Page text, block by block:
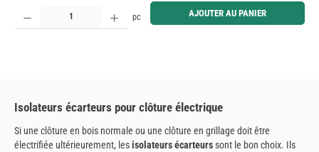
Quantité de produit : Entrez la quantité souhaitée ou utilisez les boutons pour augmenter ou
pc AJOUTER AU PANIER
Isolateurs écarteurs pour clôture électrique
Si une clôture en bois normale ou une clôture en grillage doit être
électrifiée ultérieurement, lesisolateurs écarteurssont le bon choix. Ils